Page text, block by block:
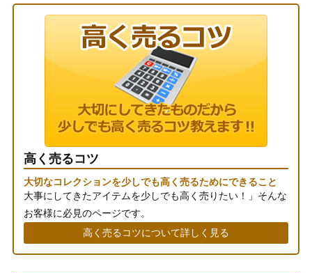
高く売るコツ
大切なコレクションを少しでも高く売るためにできること
大事にしてきたアイテムを少しでも高く売りたい！」そんな
お客様に必見のページです。
高く売るコツについて詳しく見る